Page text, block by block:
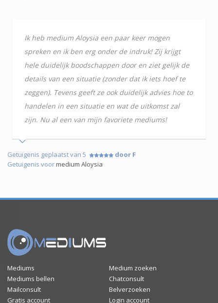
Ik heb medium Aloysia een paar keer mogen
spreken en ik ben erg onder de indruk! Zij krijgt
hele duidelijk boodschappen door en ziet gelijk de
details van een situatie (zonder dat ik iets hoef te
zeggen). Tevens geeft ze ook duidelijk advies hoe to
handelen in een situatie en wat de uitkomst zal
zijn. Nu al een van mijn favoriete mediums!
Getuigenis geplaatst van 5
door F
Getuigenis voormedium Aloysia
Mediums
Medium zoeken
Mediums bellen
Chatconsult
Mailconsult
Belverzoeken
Gratis account
Login account